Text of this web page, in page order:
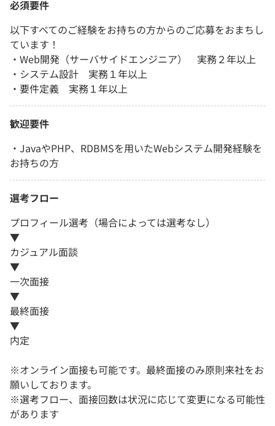
必須要件
以下すべてのご経験をお持ちの方からのご応募をおまちし
ています！
・Web開発（サーバサイドエンジニア） 実務２年以上
・システム設計 実務１年以上
・要件定義 実務１年以上
歓迎要件
・JavaやPHP、RDBMSを用いたWebシステム開発経験を
お持ちの方
選考フロー
プロフィール選考（場合によっては選考なし）
▼
カジュアル面談
▼
一次面接
▼
最終面接
▼
内定
※オンライン面接も可能です。最終面接のみ原則来社をお
願いしております。
※選考フロー、面接回数は状況に応じて変更になる可能性
があります